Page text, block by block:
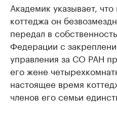
Академик указывает,
коттеджа он
передал в
Федерации с
управления за СО РАН
его жене
настоящее время
членов его семьи